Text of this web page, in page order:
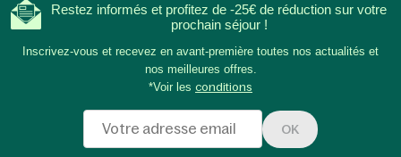
Restez informés et profitez de -25€ de réduction sur votre
prochain séjour !
Inscrivez-vous et recevez en avant-première toutes nos actualités et
nos meilleures offres.
*Voir les conditions
OK